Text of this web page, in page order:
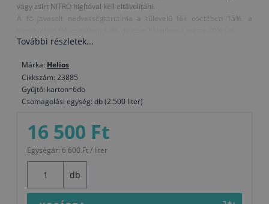
vagy zsírt NITRO hígítóval kell eltávolítani.
A fa javasolt nedvességtartalma a tűlevelű fák esetében 15%, a
Felvitel módja: ecset, henger, szórás
Hígítás: vízzel, legfeljebb 10 %-ig
A festék, a levegő és a felület hőmérséklete legyen legalább +8°C.
Száradás (T = +20°C, relatív páratartalom 65 %): Száraz pormentes kb.
következő réteget kell felhordani.
Kiadósság: kb. 14 – 16 m2 / liter egy rétegben (a tényleges fogyás
függ a faanyag kezelésétől, típusától és a felvittel módjától)
Szerszámok tisztítása: használat után azonnal vízzel, a megszáradt
festéket NITRO hígítóval
Összetétel:
További részletek...
Márka: Helios
Cikkszám: 23885
Gyűjtő: karton=6db
Csomagolási egység: db (2.500 liter)
16 500 Ft
Egységár: 6 600 Ft / liter
db